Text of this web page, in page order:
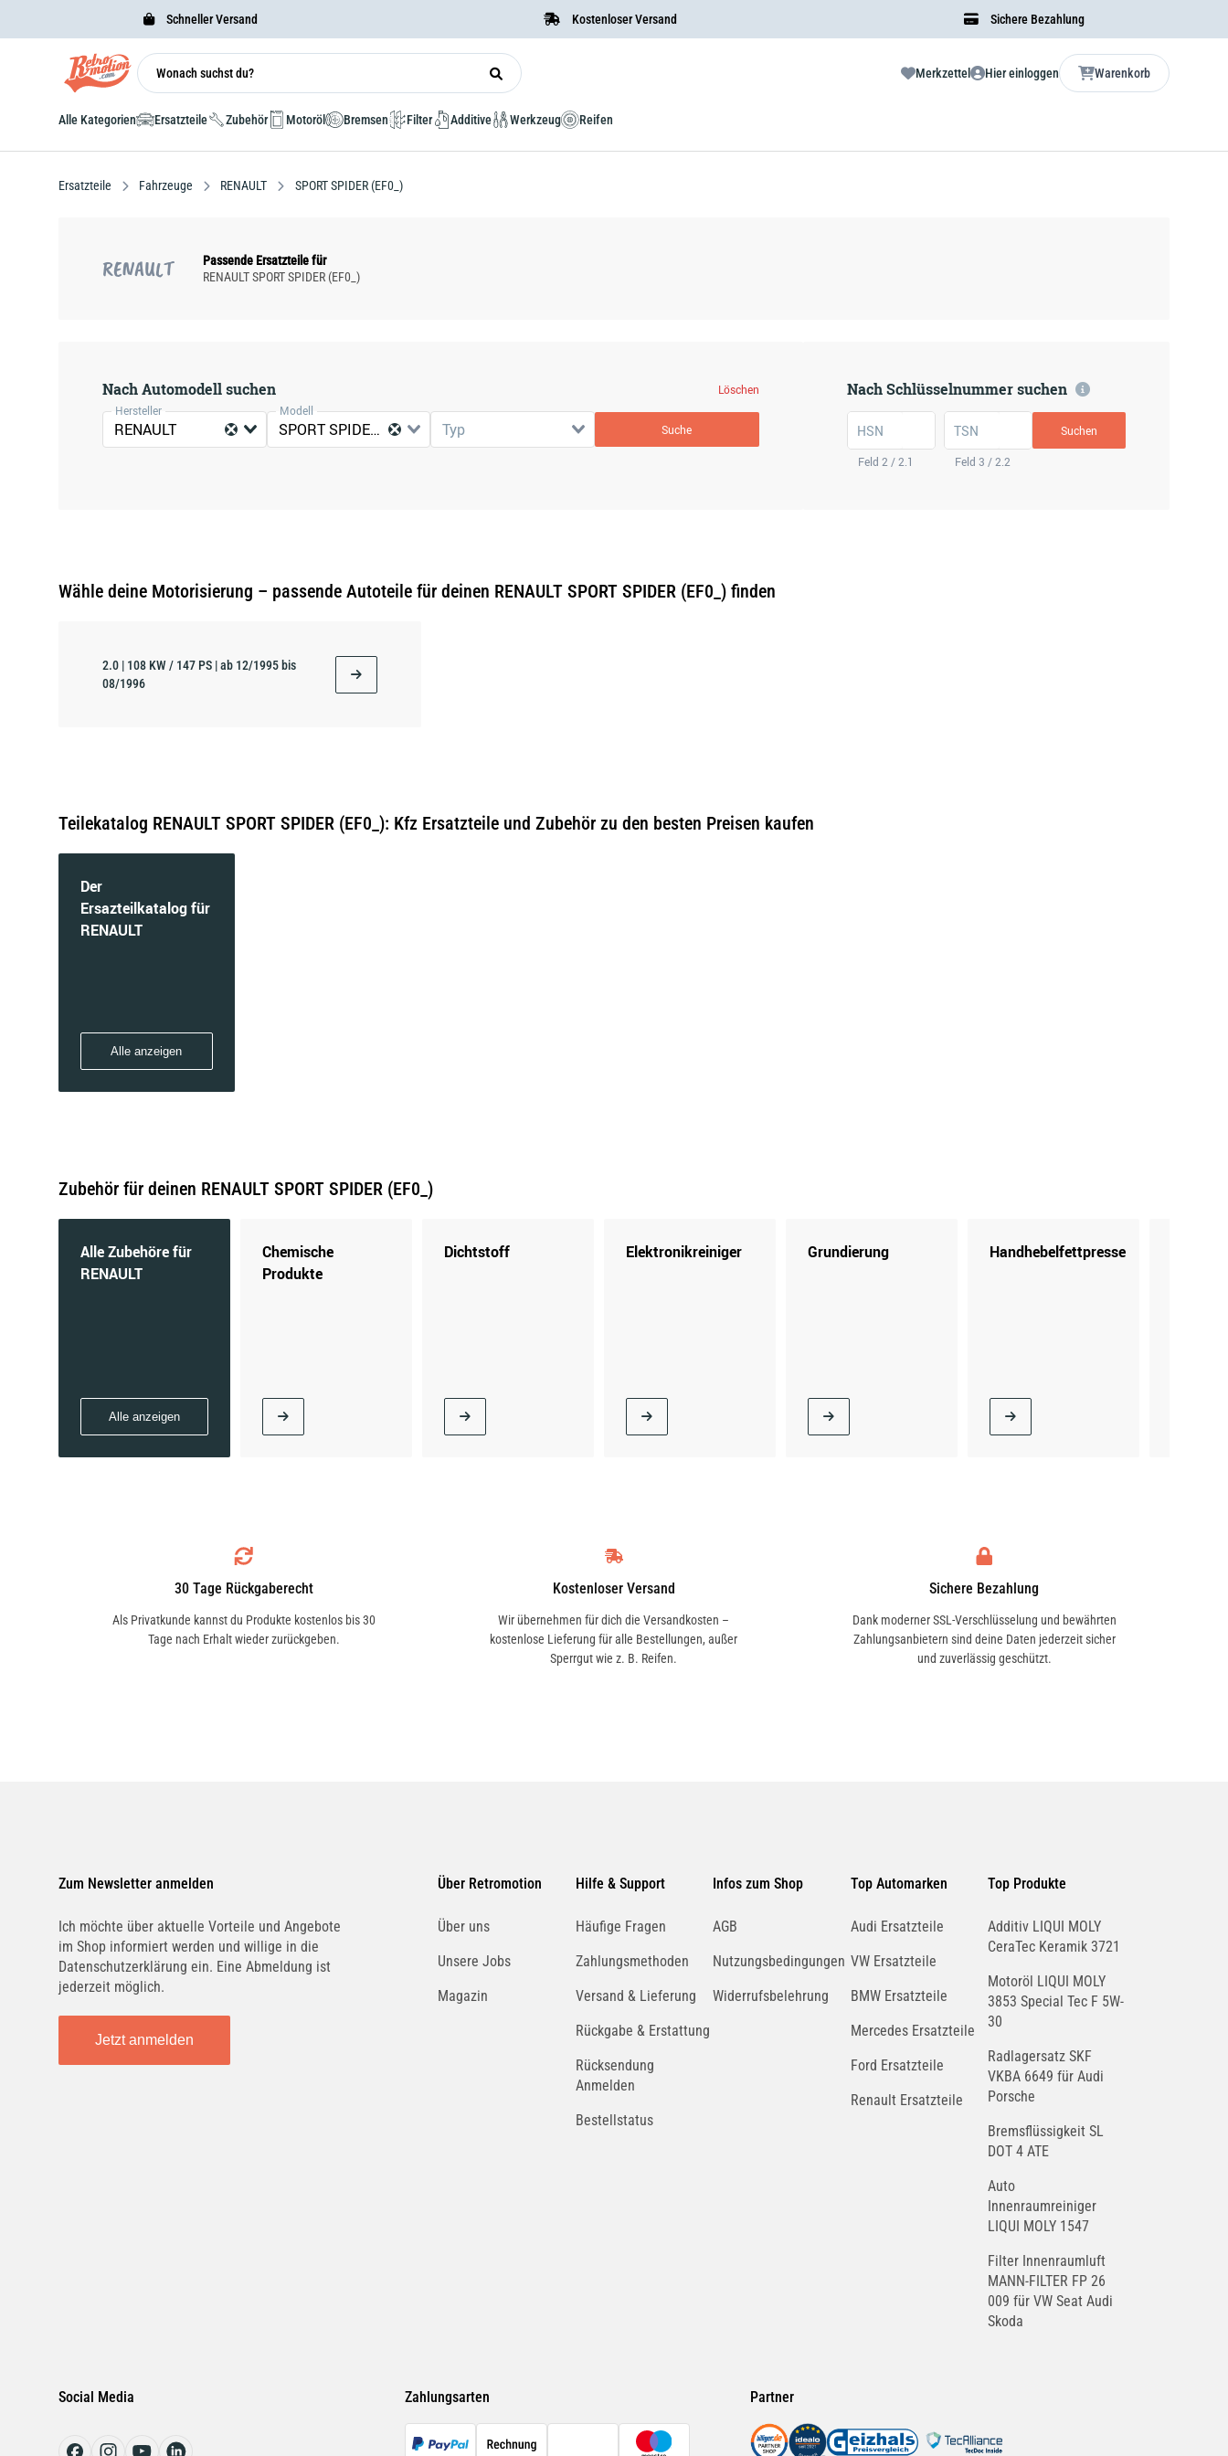
Schneller Versand Kostenloser Versand Sichere Bezahlung
Merkzettel Hier einloggen Warenkorb
Alle Kategorien Ersatzteile Zubehör Motoröl Bremsen Filter Additive Werkzeug Reifen
Ersatzteile Fahrzeuge RENAULT SPORT SPIDER (EF0_)
RENAULT
Passende Ersatzteile für
RENAULT SPORT SPIDER (EF0_)
Nach Automodell suchen
Löschen
Hersteller
RENAULT
Modell
SPORT SPIDER (EF0_) Typ Suche
Nach Schlüsselnummer suchen
HSN
Feld 2 / 2.1
TSN
Feld 3 / 2.2
Suchen
Wähle deine Motorisierung – passende Autoteile für deinen RENAULT SPORT SPIDER (EF0_) finden
2.0 | 108 KW / 147 PS | ab 12/1995 bis
08/1996
Teilekatalog RENAULT SPORT SPIDER (EF0_): Kfz Ersatzteile und Zubehör zu den besten Preisen kaufen
Der
Ersazteilkatalog für
RENAULT
Alle anzeigen
Zubehör für deinen RENAULT SPORT SPIDER (EF0_)
Alle Zubehöre für
RENAULT
Alle anzeigen
Chemische
Produkte
Dichtstoff Elektronikreiniger Grundierung Handhebelfettpresse
30 Tage Rückgaberecht
Als Privatkunde kannst du Produkte kostenlos bis 30
Tage nach Erhalt wieder zurückgeben.
Kostenloser Versand
Wir übernehmen für dich die Versandkosten –
kostenlose Lieferung für alle Bestellungen, außer
Sperrgut wie z. B. Reifen.
Sichere Bezahlung
Dank moderner SSL-Verschlüsselung und bewährten
Zahlungsanbietern sind deine Daten jederzeit sicher
und zuverlässig geschützt.
Zum Newsletter anmelden
Ich möchte über aktuelle Vorteile und Angebote
im Shop informiert werden und willige in die
Datenschutzerklärung ein. Eine Abmeldung ist
jederzeit möglich.
Jetzt anmelden
Über Retromotion
Über uns
Unsere Jobs
Magazin
Hilfe & Support
Häufige Fragen
Zahlungsmethoden
Versand & Lieferung
Rückgabe & Erstattung
Rücksendung
Anmelden
Bestellstatus
Infos zum Shop
AGB
Nutzungsbedingungen
Widerrufsbelehrung
Top Automarken
Audi Ersatzteile
VW Ersatzteile
BMW Ersatzteile
Mercedes Ersatzteile
Ford Ersatzteile
Renault Ersatzteile
Top Produkte
Additiv LIQUI MOLY
CeraTec Keramik 3721
Motoröl LIQUI MOLY
3853 Special Tec F 5W-
30
Radlagersatz SKF
VKBA 6649 für Audi
Porsche
Bremsflüssigkeit SL
DOT 4 ATE
Auto
Innenraumreiniger
LIQUI MOLY 1547
Filter Innenraumluft
MANN-FILTER FP 26
009 für VW Seat Audi
Skoda
Social Media Zahlungsarten Partner